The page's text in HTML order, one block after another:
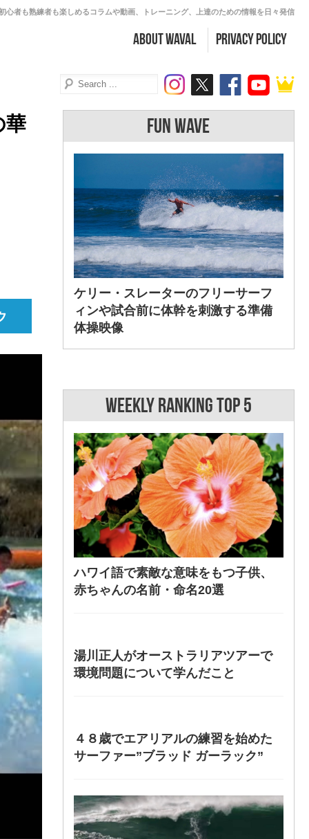
心者も熟練者も楽しめるコラムや動画、トレーニング、上達のための情報を日々発信
about WAVAL PRIVACY POLICY
華
FUN WAVE
ケリー・スレーターのフリーサーフ
ィンや試合前に体幹を刺激する準備
体操映像
WEEKLY RANKING TOP 5
ハワイ語で素敵な意味をもつ子供、
赤ちゃんの名前・命名20選
湯川正人がオーストラリアツアーで
環境問題について学んだこと
４８歳でエアリアルの練習を始めた
サーファー”ブラッド ガーラック”